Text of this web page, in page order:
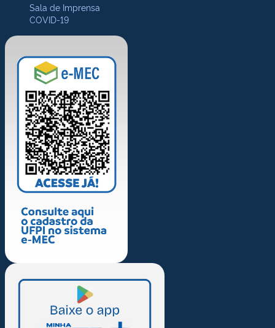
Sala de Imprensa
COVID-19